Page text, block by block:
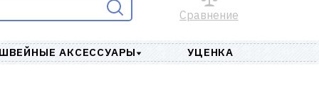
Сравнение
АКСЕССУАРЫ УЦЕНКА